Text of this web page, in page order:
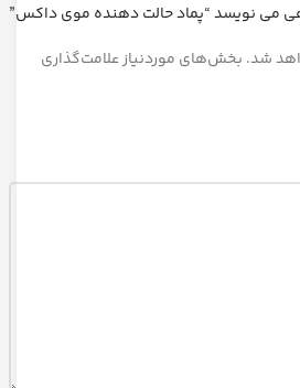
می نویسد “پماد حالت دهنده موی داکس”
شد. بخش‌های موردنیاز علامت‌گذاری